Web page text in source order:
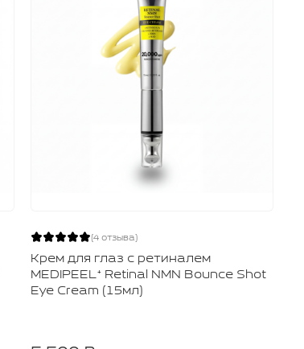
(4 отзыва)
Крем для глаз с ретиналем
MEDIPEEL⁺ Retinal NMN Bounce Shot
Eye Cream (15мл)